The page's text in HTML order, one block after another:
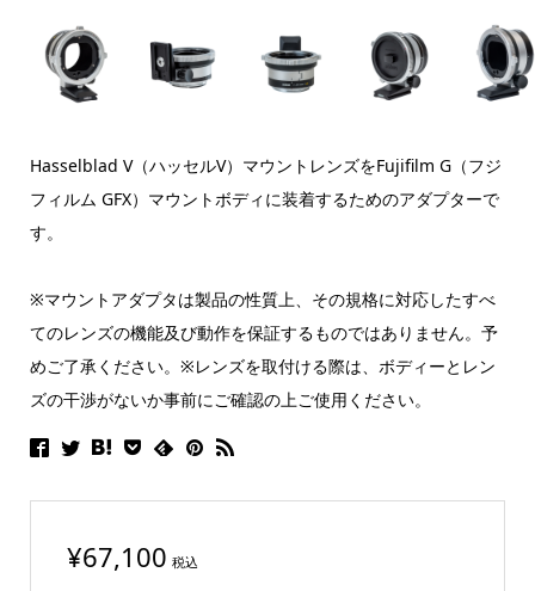
Hasselblad V（ハッセルV）マウントレンズをFujifilm G（フジ
フィルム GFX）マウントボディに装着するためのアダプターで
す。
※マウントアダプタは製品の性質上、その規格に対応したすべ
てのレンズの機能及び動作を保証するものではありません。予
めご了承ください。※レンズを取付ける際は、ボディーとレン
ズの干渉がないか事前にご確認の上ご使用ください。
¥67,100 税込